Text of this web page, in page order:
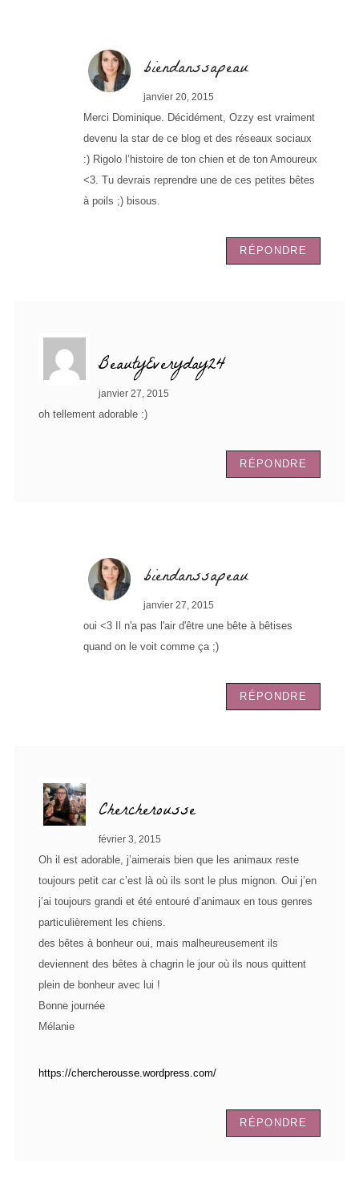
biendanssapeau
janvier 20, 2015
Merci Dominique. Décidément, Ozzy est vraiment
devenu la star de ce blog et des réseaux sociaux
:) Rigolo l’histoire de ton chien et de ton Amoureux
<3. Tu devrais reprendre une de ces petites bêtes
à poils ;) bisous.
RÉPONDRE
BeautyEveryday24
janvier 27, 2015
oh tellement adorable :)
RÉPONDRE
biendanssapeau
janvier 27, 2015
oui <3 Il n'a pas l'air d'être une bête à bêtises
quand on le voit comme ça ;)
RÉPONDRE
Chercherousse
février 3, 2015
Oh il est adorable, j’aimerais bien que les animaux reste
toujours petit car c’est là où ils sont le plus mignon. Oui j’en
j’ai toujours grandi et été entouré d’animaux en tous genres
particulièrement les chiens.
des bêtes à bonheur oui, mais malheureusement ils
deviennent des bêtes à chagrin le jour où ils nous quittent
plein de bonheur avec lui !
Bonne journée
Mélanie
https://chercherousse.wordpress.com/
RÉPONDRE